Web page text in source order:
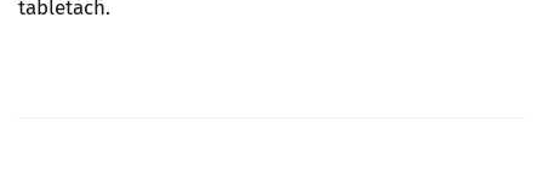
tabletach.